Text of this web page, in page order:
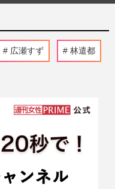
広瀬すず 林遣都